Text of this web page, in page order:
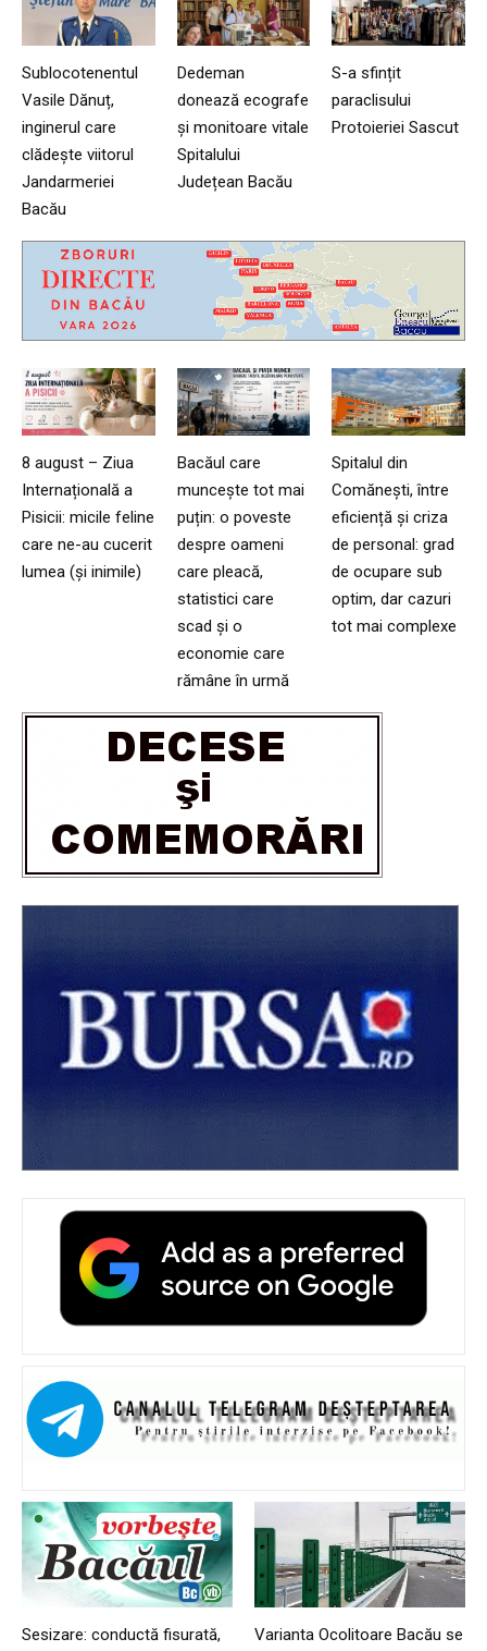
Sublocotenentul
Vasile Dănuț,
inginerul care
clădește viitorul
Jandarmeriei
Bacău
Dedeman
donează ecografe
și monitoare vitale
Spitalului
Județean Bacău
S-a sfințit
paraclisului
Protoieriei Sascut
8 august – Ziua
Internațională a
Pisicii: micile feline
care ne-au cucerit
lumea (și inimile)
Bacăul care
muncește tot mai
puțin: o poveste
despre oameni
care pleacă,
statistici care
scad și o
economie care
rămâne în urmă
Spitalul din
Comănești, între
eficiență și criza
de personal: grad
de ocupare sub
optim, dar cazuri
tot mai complexe
Sesizare: conductă fisurată,
Varianta Ocolitoare Bacău se